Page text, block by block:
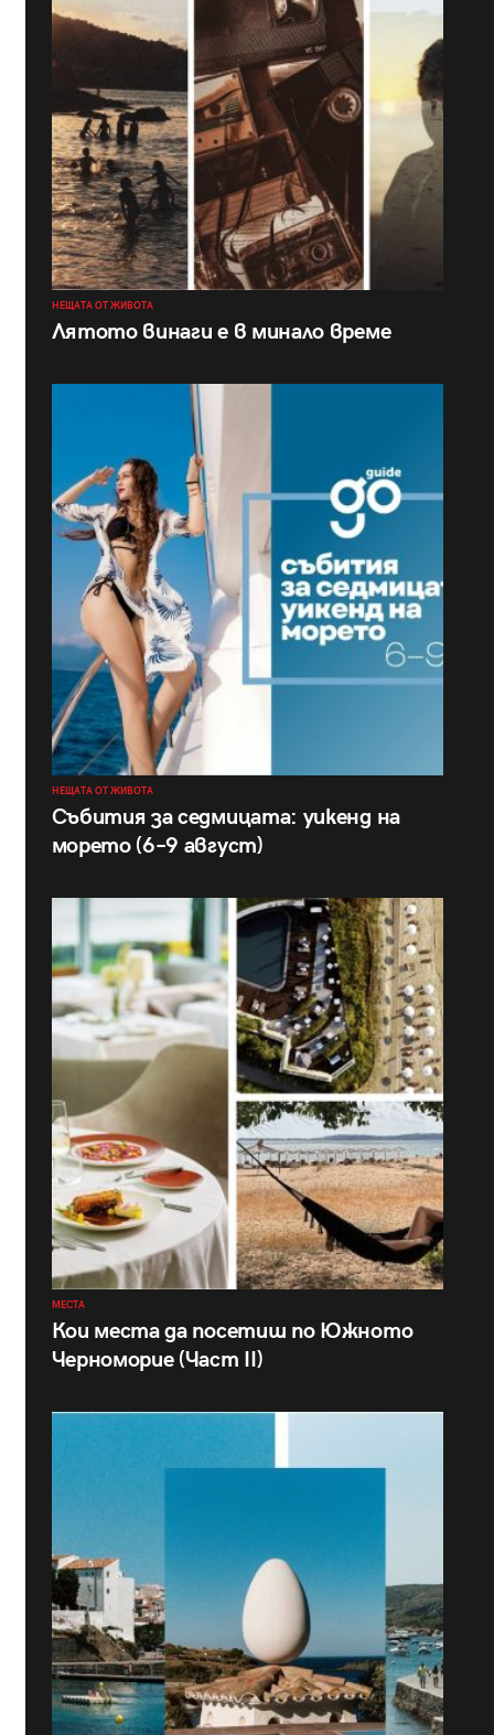
НЕЩАТА ОТ ЖИВОТА
Лятото винаги е в минало време
НЕЩАТА ОТ ЖИВОТА
Събития за седмицата: уикенд на
морето (6–9 август)
МЕСТА
Кои места да посетиш по Южното
Черноморие (Част II)